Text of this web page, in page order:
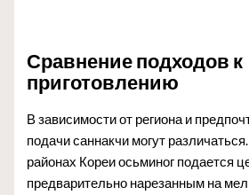
Сравнение подходов к
приготовлению
В зависимости от региона и
подачи саннакчи могут
районах Кореи осьминог подается
предварительно нарезанным на